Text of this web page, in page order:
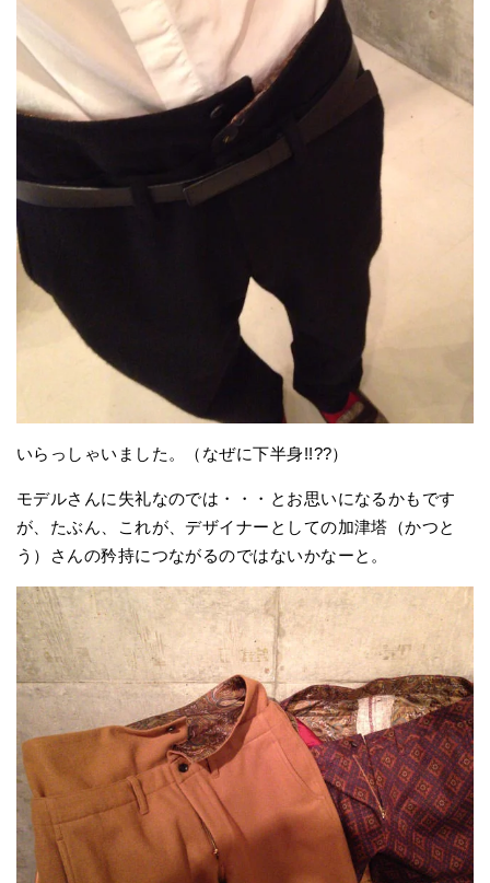
いらっしゃいました。（なぜに下半身!!??）
モデルさんに失礼なのでは・・・とお思いになるかもです
が、たぶん、これが、デザイナーとしての加津塔（かつと
う）さんの矜持につながるのではないかなーと。